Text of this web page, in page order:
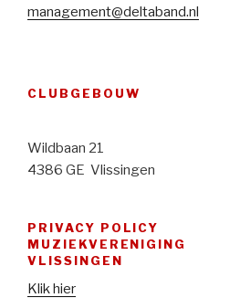
management@deltaband.nl
CLUBGEBOUW
Wildbaan 21
4386 GE Vlissingen
PRIVACY POLICY
MUZIEKVERENIGING
VLISSINGEN
Klik hier